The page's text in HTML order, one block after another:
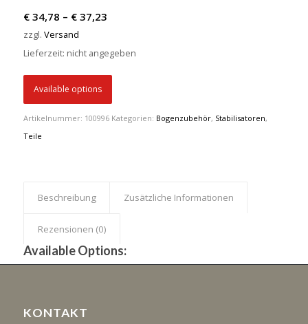
€34,78 – €37,23Preisspanne:
bis
zzgl. Versand
Lieferzeit: nicht angegeben
Available options
Artikelnummer: 100996 Kategorien: Bogenzubehör, Stabilisatoren,
Teile
Beschreibung Zusätzliche Informationen
Rezensionen (0)
Available Options:
KONTAKT